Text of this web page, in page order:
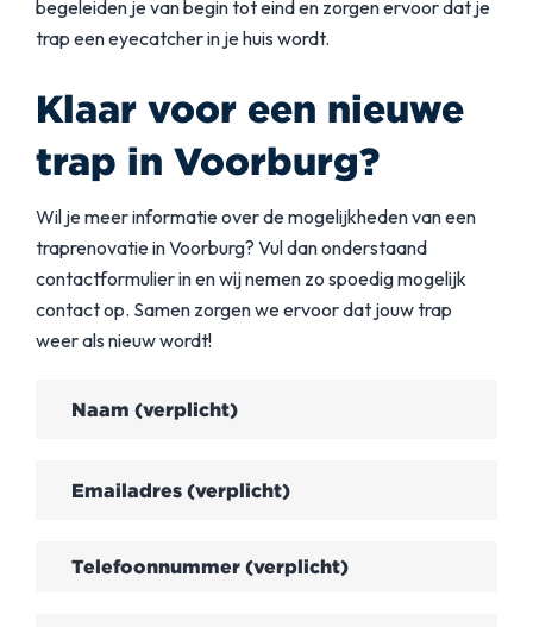
begeleiden je van begin tot eind en zorgen ervoor dat je
trap een eyecatcher in je huis wordt.
Klaar voor een nieuwe
trap in Voorburg?
Wil je meer informatie over de mogelijkheden van een
traprenovatie in Voorburg? Vul dan onderstaand
contactformulier in en wij nemen zo spoedig mogelijk
contact op. Samen zorgen we ervoor dat jouw trap
weer als nieuw wordt!